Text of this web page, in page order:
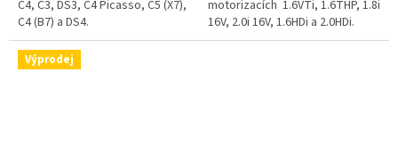
C4, C3, DS3, C4 Picasso, C5 (X7),
C4 (B7) a DS4.
motorizacích 1.6VTi, 1.6THP, 1.8i
16V, 2.0i 16V, 1.6HDi a 2.0HDi.
(Peugeot 407 a 508)
Výprodej